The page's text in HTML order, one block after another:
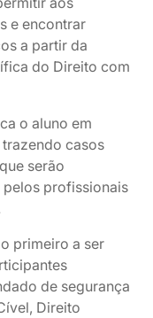
e encontrar
a partir da
do Direito com
o aluno em
casos
serão
profissionais
primeiro a ser
de segurança
Direito